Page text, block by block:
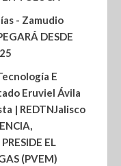
- Zamudio
DESDE
E
Eruviel Ávila
| REDTNJalisco
EL
(PVEM)